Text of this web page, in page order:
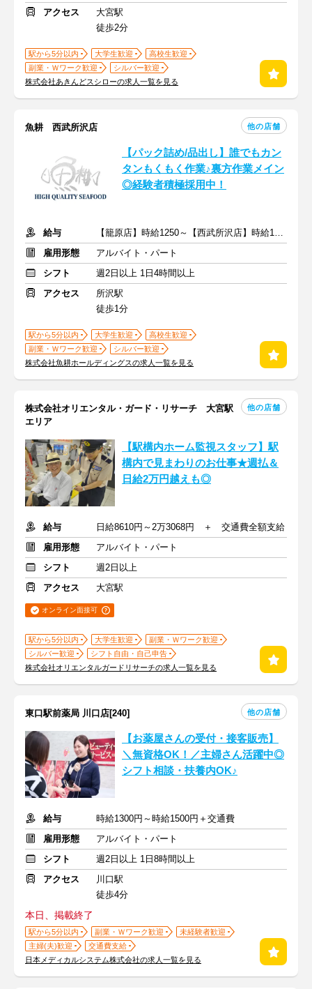
アクセス
大宮駅
徒歩2分
駅から5分以内 大学生歓迎
高校生歓迎
副業・Ｗワーク歓迎
シルバー歓迎
株式会社あきんどスシローの求人一覧を見る
魚耕 西武所沢店 他の店舗
【パック詰め/品出し】誰でもカン
タンもくもく作業♪裏方作業メイン
◎経験者積極採用中！
給与
【籠原店】時給1250～【西武所沢店】時給1150円～
雇用形態
アルバイト・パート
シフト
週2日以上 1日4時間以上
アクセス
所沢駅
徒歩1分
駅から5分以内 大学生歓迎
高校生歓迎
副業・Ｗワーク歓迎
シルバー歓迎
株式会社魚耕ホールディングスの求人一覧を見る
株式会社オリエンタル・ガード・リサーチ 大宮駅
エリア
他の店舗
【駅構内ホーム監視スタッフ】駅
構内で見まわりのお仕事★週払＆
日給2万円越えも◎
給与
日給8610円～2万3068円 ＋ 交通費全額支給
雇用形態
アルバイト・パート
シフト
週2日以上
アクセス
大宮駅
オンライン面接可
駅から5分以内 大学生歓迎
副業・Ｗワーク歓迎
シルバー歓迎
シフト自由・自己申告
株式会社オリエンタルガードリサーチの求人一覧を見る
東口駅前薬局 川口店[240] 他の店舗
【お薬屋さんの受付・接客販売】
＼無資格OK！／主婦さん活躍中◎
シフト相談・扶養内OK♪
給与
時給1300円～時給1500円＋交通費
雇用形態
アルバイト・パート
シフト
週2日以上 1日8時間以上
アクセス
川口駅
徒歩4分
本日、掲載終了
駅から5分以内 副業・Ｗワーク歓迎
未経験者歓迎
主婦(夫)歓迎
交通費支給
日本メディカルシステム株式会社の求人一覧を見る